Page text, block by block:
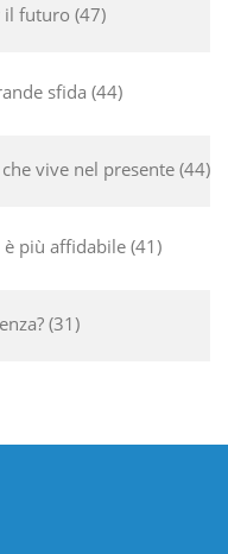
il futuro 47
sfida 44
vive nel presente 44
più affidabile 41
31